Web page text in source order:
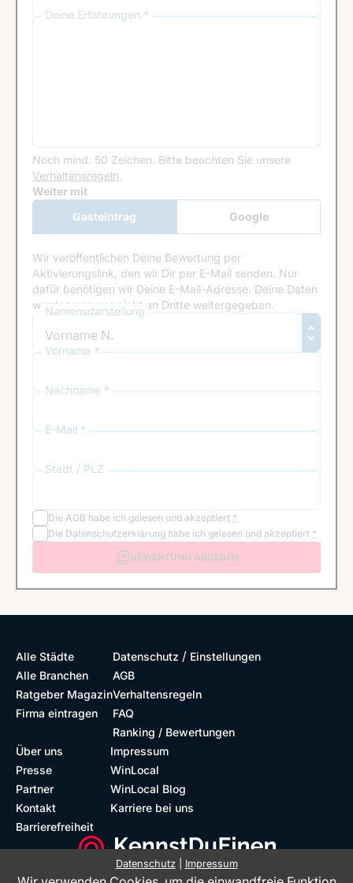
Deine Erfahrungen *
Noch mind. 50 Zeichen. Bitte beachten Sie unsere
Verhaltensregeln.
Google Recaptcha
Weiter mit
Gasteintrag
Google
Anmeldung
Wir veröffentlichen Deine Bewertung per
Aktivierungslink, den wir Dir per E-Mail senden. Nur
dafür benötigen wir Deine E-Mail-Adresse. Deine Daten
werden von uns nicht an Dritte weitergegeben.
Namensdarstellung
Vorname *
Nachname *
E-Mail *
Stadt / PLZ
Die AGB habe ich gelesen und akzeptiert *
Die Datenschutzerklärung habe ich gelesen und akzeptiert *
BEWERTUNG ABGEBEN
Alle Städte
Alle Branchen
Ratgeber Magazin
Firma eintragen
Datenschutz / Einstellungen
AGB
Verhaltensregeln
FAQ
Ranking / Bewertungen
Über uns
Presse
Partner
Kontakt
Barrierefreiheit
Impressum
WinLocal
WinLocal Blog
Karriere bei uns
Datenschutz| Impressum